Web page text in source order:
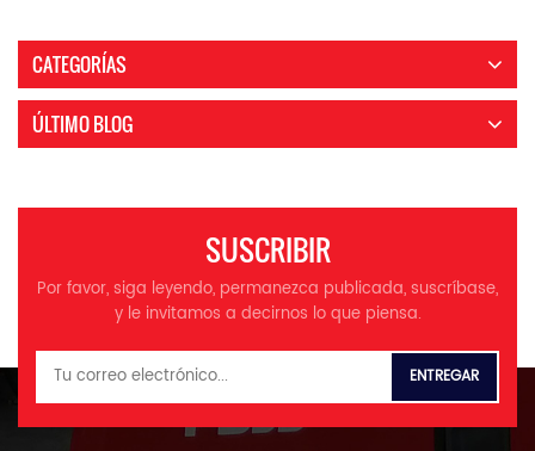
CATEGORÍAS
ÚLTIMO BLOG
SUSCRIBIR
Por favor, siga leyendo, permanezca publicada, suscríbase,
y le invitamos a decirnos lo que piensa.